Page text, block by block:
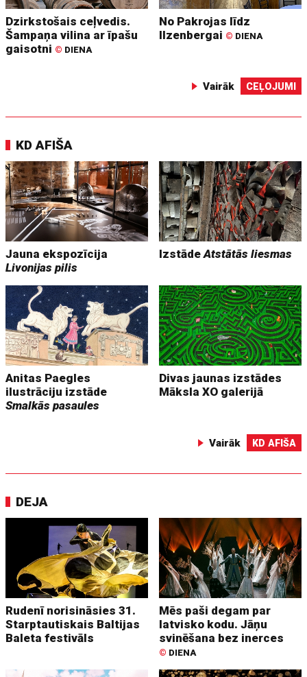
Dzirkstošais ceļvedis.
Šampaņa vilina ar īpašu
gaisotni © DIENA
No Pakrojas līdz
Ilzenbergai © DIENA
Vairāk CEĻOJUMI
KD AFIŠA
Jauna ekspozīcija
Livonijas pilis
IzstādeAtstātās liesmas
Anitas Paegles
ilustrāciju izstāde
Smalkās pasaules
Divas jaunas izstādes
Māksla XO galerijā
Vairāk KD AFIŠA
DEJA
Rudenī norisināsies 31.
Starptautiskais Baltijas
Baleta festivāls
Mēs paši degam par
latvisko kodu. Jāņu
svinēšana bez inerces
© DIENA